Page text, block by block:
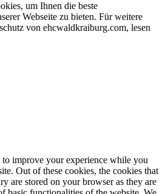
um Ihnen die beste
Webseite zu bieten. Für weitere
von ehcwaldkraiburg.com, lesen
to improve your experience while you
Out of these cookies, the cookies that
are stored on your browser as they are